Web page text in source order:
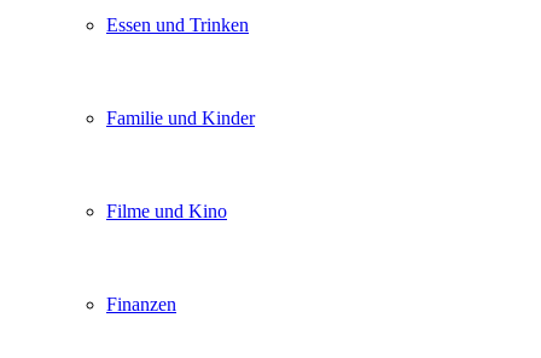
Essen und Trinken
Familie und Kinder
Filme und Kino
Finanzen